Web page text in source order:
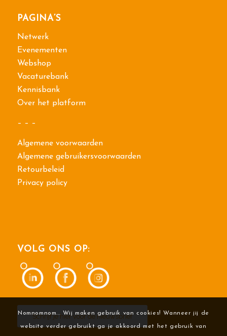
PAGINA’S
Netwerk
Evenementen
Webshop
Vacaturebank
Kennisbank
Over het platform
– – –
Algemene voorwaarden
Algemene gebruikersvoorwaarden
Retourbeleid
Privacy policy
VOLG ONS OP:
Schrijf je hier voor de nieuwsbrief
Nomnomnom... Wij maken gebruik van cookies! Wanneer jij de
website verder gebruikt ga je akkoord met het gebruik van